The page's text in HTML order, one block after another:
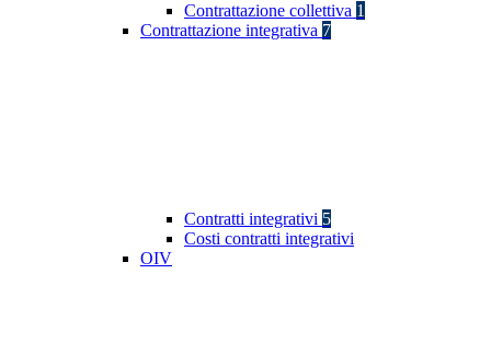
Contrattazione collettiva 1
Contrattazione integrativa 7
Contratti integrativi 5
Costi contratti integrativi
OIV